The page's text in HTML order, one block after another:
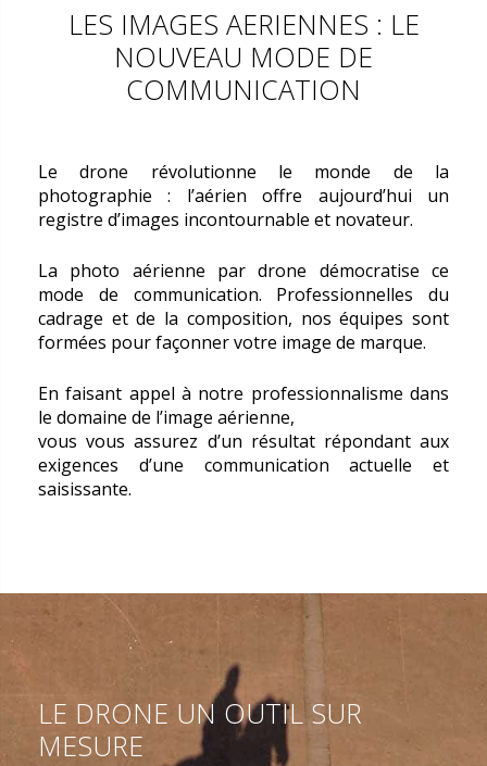
LES IMAGES AERIENNES : LE
NOUVEAU MODE DE
COMMUNICATION
Le drone révolutionne le monde de la
photographie : l’aérien offre aujourd’hui un
registre d’images incontournable et novateur.
La photo aérienne par drone démocratise ce
mode de communication. Professionnelles du
cadrage et de la composition, nos équipes sont
formées pour façonner votre image de marque.
En faisant appel à notre professionnalisme dans
le domaine de l’image aérienne,
vous vous assurez d’un résultat répondant aux
exigences d’une communication actuelle et
saisissante.
LE DRONE UN OUTIL SUR
MESURE